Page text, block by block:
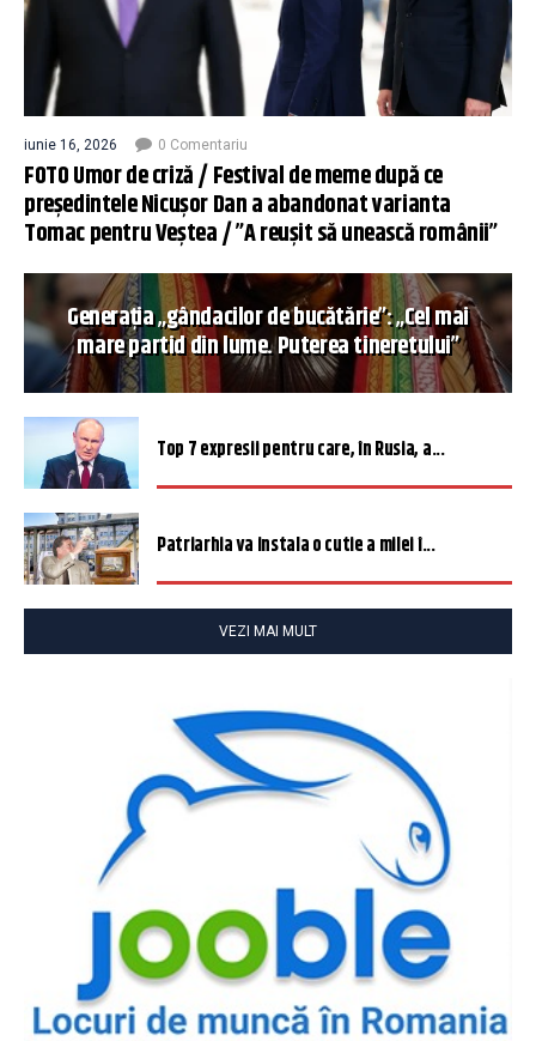
iunie 16, 2026 0 Comentariu
FOTO Umor de criză / Festival de meme după ce
președintele Nicușor Dan a abandonat varianta
Tomac pentru Veștea / ”A reușit să unească românii”
Generația „gândacilor de bucătărie”: „Cel mai
mare partid din lume. Puterea tineretului”
Top 7 expresii pentru care, în Rusia, a...
Patriarhia va instala o cutie a milei î...
VEZI MAI MULT